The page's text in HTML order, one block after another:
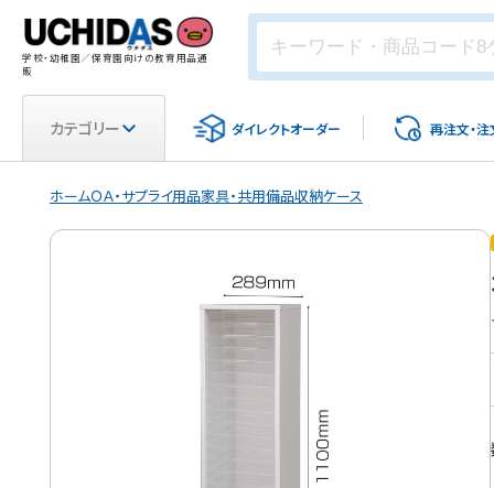
学校・幼稚園／保育園向けの教育用品通
販
カテゴリー ダイレクトオーダー 再注文・注
ホームＯＡ・サプライ用品家具・共用備品収納ケース